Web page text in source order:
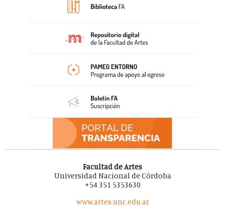
Facultad de Artes
Universidad Nacional de Córdoba
+54 351 5353630
www.artes.unc.edu.ar